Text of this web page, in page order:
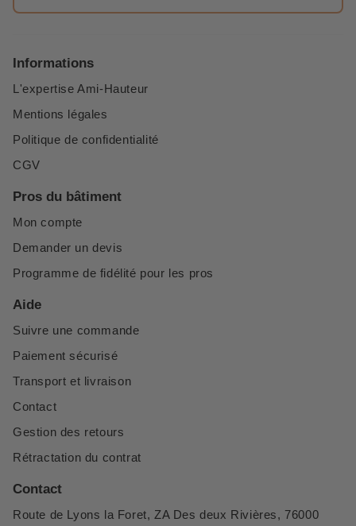
Informations
L'expertise Ami-Hauteur
Mentions légales
Politique de confidentialité
CGV
Pros du bâtiment
Mon compte
Demander un devis
Programme de fidélité pour les pros
Aide
Suivre une commande
Paiement sécurisé
Transport et livraison
Contact
Gestion des retours
Rétractation du contrat
Contact
Route de Lyons la Foret, ZA Des deux Rivières, 76000